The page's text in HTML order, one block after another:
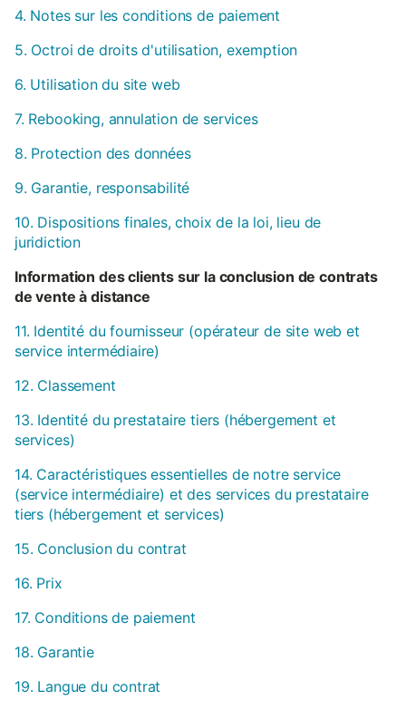
4. Notes sur les conditions de paiement
5. Octroi de droits d'utilisation, exemption
6. Utilisation du site web
7. Rebooking, annulation de services
8. Protection des données
9. Garantie, responsabilité
10. Dispositions finales, choix de la loi, lieu de
juridiction
Information des clients sur la conclusion de contrats
de vente à distance
11. Identité du fournisseur (opérateur de site web et
service intermédiaire)
12. Classement
13. Identité du prestataire tiers (hébergement et
services)
14. Caractéristiques essentielles de notre service
(service intermédiaire) et des services du prestataire
tiers (hébergement et services)
15. Conclusion du contrat
16. Prix
17. Conditions de paiement
18. Garantie
19. Langue du contrat